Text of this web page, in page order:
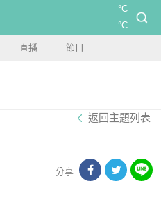
°C
°C
直播 節目
返回主題列表
分享